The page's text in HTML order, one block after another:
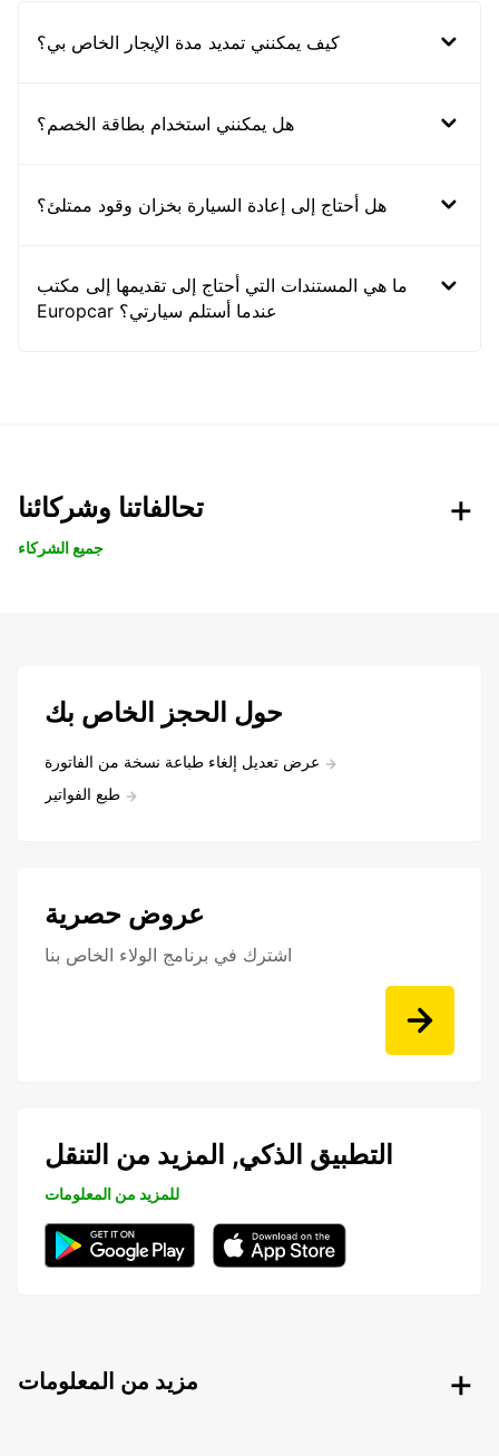
كيف يمكنني تمديد مدة الإيجار الخاص بي؟
هل يمكنني استخدام بطاقة الخصم؟
هل أحتاج إلى إعادة السيارة بخزان وقود ممتلئ؟
ما هي المستندات التي أحتاج إلى تقديمها إلى مكتب
Europcar عندما أستلم سيارتي؟
تحالفاتنا وشركائنا
جميع الشركاء
حول الحجز الخاص بك
عرض تعديل إلغاء طباعة نسخة من الفاتورة
طبع الفواتير
عروض حصرية
اشترك في برنامج الولاء الخاص بنا
التطبيق الذكي, المزيد من التنقل
للمزيد من المعلومات
مزيد من المعلومات